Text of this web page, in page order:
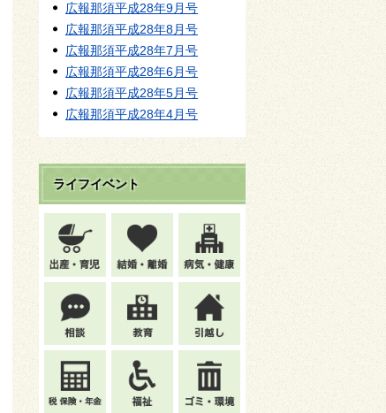
広報那須平成28年9月号
広報那須平成28年8月号
広報那須平成28年7月号
広報那須平成28年6月号
広報那須平成28年5月号
広報那須平成28年4月号
ライフイベント